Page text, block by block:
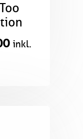
inkl.